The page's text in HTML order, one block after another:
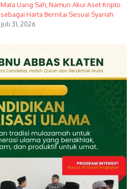
Mata Uang Sah, Namun Akui Aset Kripto
sebagai Harta Bernilai Sesuai Syariah
Juli 31, 2026